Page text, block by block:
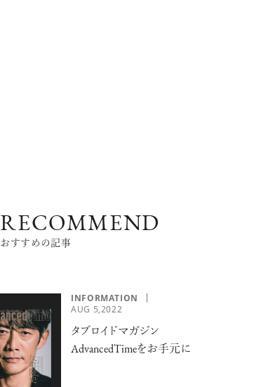
アイメイク
RECOMMEND
おすすめの記事
INFORMATION
AUG 5,2022
タブロイドマガジン
AdvancedTimeをお手元に